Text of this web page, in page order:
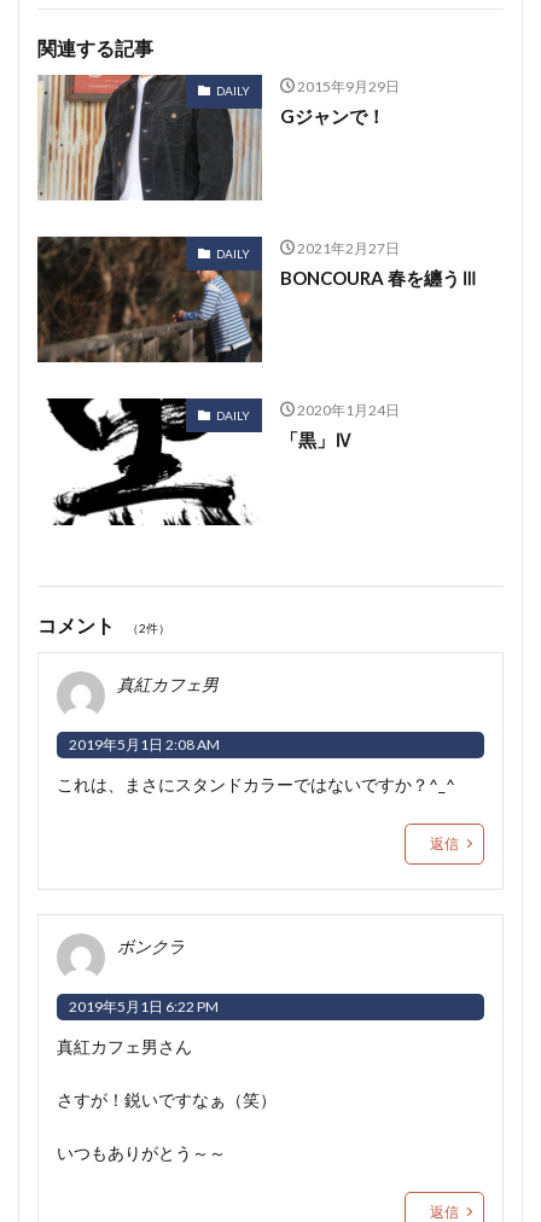
関連する記事
DAILY 2015年9月29日
Gジャンで！
DAILY 2021年2月27日
BONCOURA 春を纏うⅢ
DAILY 2020年1月24日
「黒」Ⅳ
コメント （2件）
真紅カフェ男
2019年5月1日 2:08 AM
これは、まさにスタンドカラーではないですか？^_^
返信
ボンクラ
2019年5月1日 6:22 PM
真紅カフェ男さん
さすが！鋭いですなぁ（笑）
いつもありがとう～～
返信